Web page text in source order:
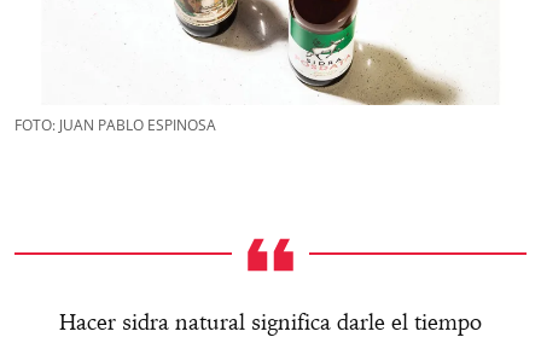
FOTO: JUAN PABLO ESPINOSA
Hacer sidra natural significa darle el tiempo